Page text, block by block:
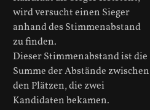
wird versucht einen Sieger
anhand des Stimmenabstand
zu finden.
Dieser Stimmenabstand ist die
Summe der Abstände zwischen
den Plätzen, die zwei
Kandidaten bekamen.